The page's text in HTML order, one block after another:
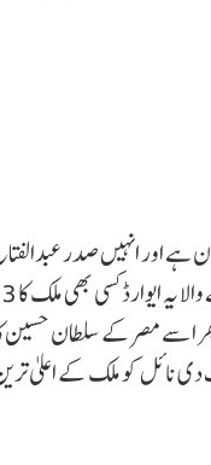
اور انہیں صدر
میں متعارف کرایا تھا۔ پھر اسے مصر کے
دی نائل کو ملک کے اعلیٰ